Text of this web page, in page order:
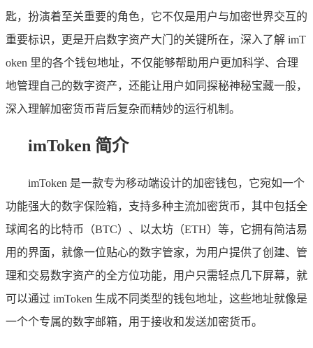
匙，扮演着至关重要的角色，它不仅是用户与加密世界交互的
重要标识，更是开启数字资产大门的关键所在，深入了解 imT
oken 里的各个钱包地址，不仅能够帮助用户更加科学、合理
地管理自己的数字资产，还能让用户如同探秘神秘宝藏一般，
深入理解加密货币背后复杂而精妙的运行机制。
imToken 简介
imToken 是一款专为移动端设计的加密钱包，它宛如一个
功能强大的数字保险箱，支持多种主流加密货币，其中包括全
球闻名的比特币（BTC）、以太坊（ETH）等，它拥有简洁易
用的界面，就像一位贴心的数字管家，为用户提供了创建、管
理和交易数字资产的全方位功能，用户只需轻点几下屏幕，就
可以通过 imToken 生成不同类型的钱包地址，这些地址就像是
一个个专属的数字邮箱，用于接收和发送加密货币。